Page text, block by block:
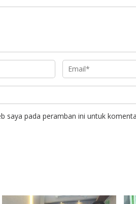
saya pada peramban ini untuk